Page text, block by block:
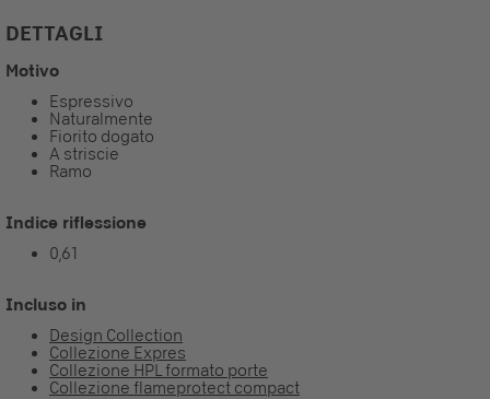
DETTAGLI
Motivo
Espressivo
Naturalmente
Fiorito dogato
A striscie
Ramo
Indice riflessione
0,61
Incluso in
Design Collection
Collezione Expres
Collezione HPL formato porte
Collezione flameprotect compact